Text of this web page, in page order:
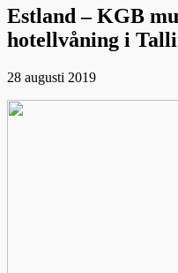
Jordenrunt.nu
Tusen Restips från hela världen
Estland – KGB
hotellvåning i
28 augusti 2019